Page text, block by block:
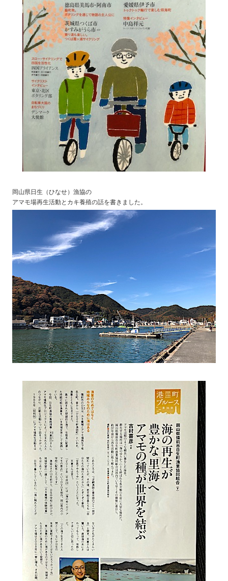
岡山県日生（ひなせ）漁協の
アマモ場再生活動とカキ養殖の話を書きました。